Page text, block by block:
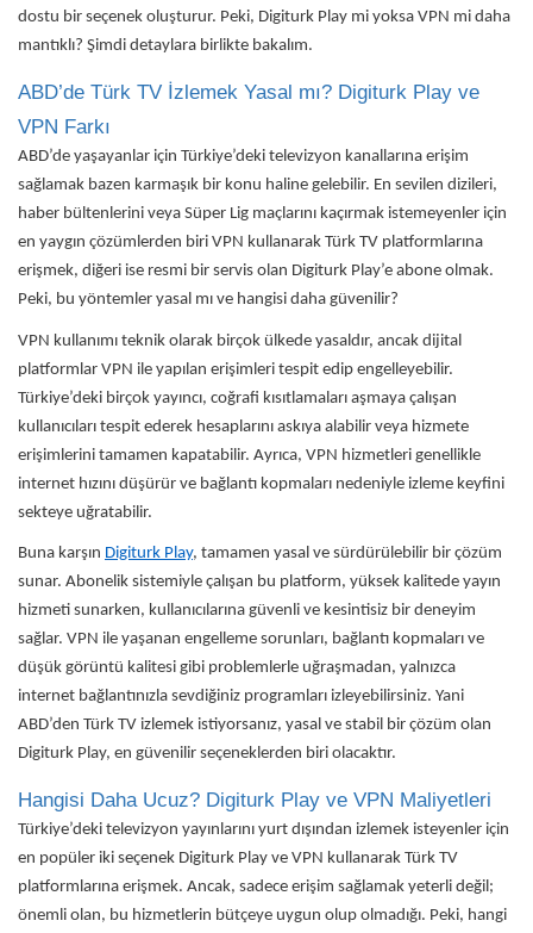
dostu bir seçenek oluşturur. Peki, Digiturk Play mi yoksa VPN mi daha
mantıklı? Şimdi detaylara birlikte bakalım.
ABD’de Türk TV İzlemek Yasal mı? Digiturk Play ve
VPN Farkı
ABD’de yaşayanlar için Türkiye’deki televizyon kanallarına erişim
sağlamak bazen karmaşık bir konu haline gelebilir. En sevilen dizileri,
haber bültenlerini veya Süper Lig maçlarını kaçırmak istemeyenler için
en yaygın çözümlerden biri VPN kullanarak Türk TV platformlarına
erişmek, diğeri ise resmi bir servis olan Digiturk Play’e abone olmak.
Peki, bu yöntemler yasal mı ve hangisi daha güvenilir?
VPN kullanımı teknik olarak birçok ülkede yasaldır, ancak dijital
platformlar VPN ile yapılan erişimleri tespit edip engelleyebilir.
Türkiye’deki birçok yayıncı, coğrafi kısıtlamaları aşmaya çalışan
kullanıcıları tespit ederek hesaplarını askıya alabilir veya hizmete
erişimlerini tamamen kapatabilir. Ayrıca, VPN hizmetleri genellikle
internet hızını düşürür ve bağlantı kopmaları nedeniyle izleme keyfini
sekteye uğratabilir.
Buna karşın Digiturk Play, tamamen yasal ve sürdürülebilir bir çözüm
sunar. Abonelik sistemiyle çalışan bu platform, yüksek kalitede yayın
hizmeti sunarken, kullanıcılarına güvenli ve kesintisiz bir deneyim
sağlar. VPN ile yaşanan engelleme sorunları, bağlantı kopmaları ve
düşük görüntü kalitesi gibi problemlerle uğraşmadan, yalnızca
internet bağlantınızla sevdiğiniz programları izleyebilirsiniz. Yani
ABD’den Türk TV izlemek istiyorsanız, yasal ve stabil bir çözüm olan
Digiturk Play, en güvenilir seçeneklerden biri olacaktır.
Hangisi Daha Ucuz? Digiturk Play ve VPN Maliyetleri
Türkiye’deki televizyon yayınlarını yurt dışından izlemek isteyenler için
en popüler iki seçenek Digiturk Play ve VPN kullanarak Türk TV
platformlarına erişmek. Ancak, sadece erişim sağlamak yeterli değil;
önemli olan, bu hizmetlerin bütçeye uygun olup olmadığı. Peki, hangi